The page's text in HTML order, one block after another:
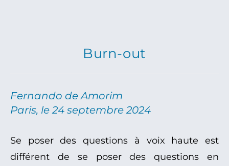
Burn-out
Fernando de Amorim
Paris, le 24 septembre 2024
Se poser des questions à voix haute est
différent de se poser des questions en